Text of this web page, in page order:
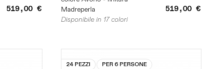
519,00 €
Madreperla
519,00 €
Disponibile in 17 colori
24 PEZZI PER 6 PERSONE